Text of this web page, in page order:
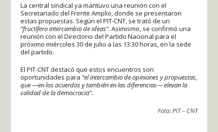
La central sindical ya mantuvo una reunión con el
Secretariado del Frente Amplio, donde se presentaron
estas propuestas. Según el PIT-CNT, se trató de un
“fructífero intercambio de ideas”.Asimismo, se confirmó una
reunión con el Directorio del Partido Nacional para el
próximo miércoles 30 de julio a las 13:30 horas, en la sede
del partido.
El PIT-CNT destacó que estos encuentros son
oportunidades para “el intercambio de opiniones y propuestas,
que —en los acuerdos y también en las diferencias— elevan la
calidad de la democracia”.
Foto: PIT – CNT